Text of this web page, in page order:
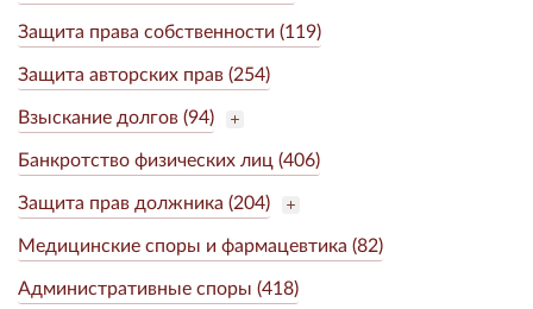
Защита права собственности (119)
Защита авторских прав (254)
Взыскание долгов (94)
Банкротство физических лиц (406)
Защита прав должника (204)
Медицинские споры и фармацевтика (82)
Административные споры (418)